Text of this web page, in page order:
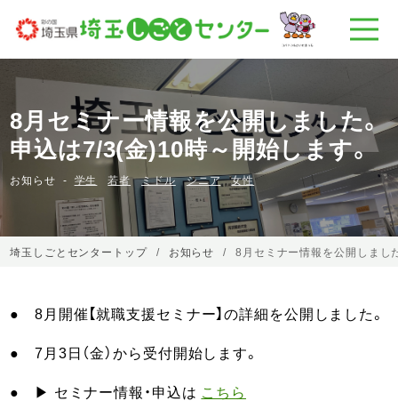
8月セミナー情報を公開しました。
申込は7/3(金)10時～開始します。
お知らせ 学生 若者 ミドル シニア 女性
埼玉しごとセンタートップ お知らせ 8月セミナー情報を公開しまし
● 8月開催【就職支援セミナー】の詳細を公開しました。
● 7月3日（金）から受付開始します。
● ▶ セミナー情報・申込は こちら